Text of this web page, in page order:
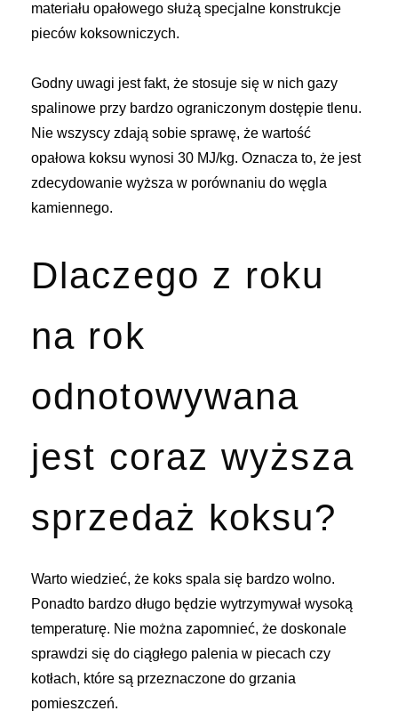
materiału opałowego służą specjalne konstrukcje
pieców koksowniczych.
Godny uwagi jest fakt, że stosuje się w nich gazy
spalinowe przy bardzo ograniczonym dostępie tlenu.
Nie wszyscy zdają sobie sprawę, że wartość
opałowa koksu wynosi 30 MJ/kg. Oznacza to, że jest
zdecydowanie wyższa w porównaniu do węgla
kamiennego.
Dlaczego z roku
na rok
odnotowywana
jest coraz wyższa
sprzedaż koksu?
Warto wiedzieć, że koks spala się bardzo wolno.
Ponadto bardzo długo będzie wytrzymywał wysoką
temperaturę. Nie można zapomnieć, że doskonale
sprawdzi się do ciągłego palenia w piecach czy
kotłach, które są przeznaczone do grzania
pomieszczeń.